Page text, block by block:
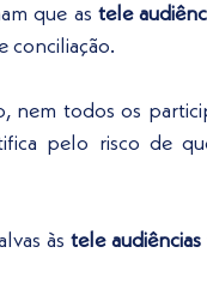
que as tele
conciliação.
nem todos os
pelo risco de
às tele audiências